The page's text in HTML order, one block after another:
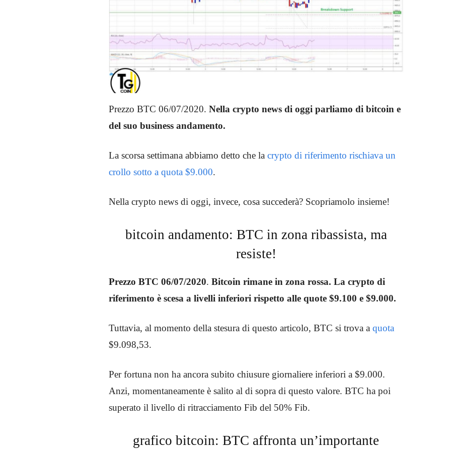
Prezzo BTC 06/07/2020. Nella crypto news di oggi parliamo di bitcoin e
del suo business andamento.
La scorsa settimana abbiamo detto che la crypto di riferimento rischiava un
crollo sotto a quota $9.000.
Nella crypto news di oggi, invece, cosa succederà? Scopriamolo insieme!
bitcoin andamento: BTC in zona ribassista, ma
resiste!
Prezzo BTC 06/07/2020. Bitcoin rimane in zona rossa. La crypto di
riferimento è scesa a livelli inferiori rispetto alle quote $9.100 e $9.000.
Tuttavia, al momento della stesura di questo articolo, BTC si trova a quota
$9.098,53.
Per fortuna non ha ancora subito chiusure giornaliere inferiori a $9.000.
Anzi, momentaneamente è salito al di sopra di questo valore. BTC ha poi
superato il livello di ritracciamento Fib del 50% Fib.
grafico bitcoin: BTC affronta un’importante